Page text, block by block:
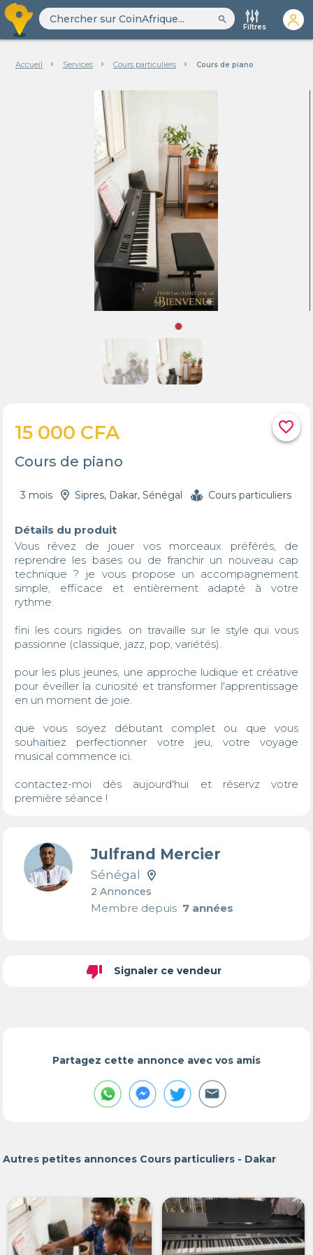
search
Filtres
Accueil Services Cours particuliers Cours de piano
favorite_border
15 000 CFA
Cours de piano
3 mois Sipres, Dakar, Sénégal Cours particuliers
Détails du produit
Vous rêvez de jouer vos morceaux préférés, de
reprendre les bases ou de franchir un nouveau cap
technique ? je vous propose un accompagnement
simple, efficace et entièrement adapté à votre
rythme.
fini les cours rigides. on travaille sur le style qui vous
passionne (classique, jazz, pop, variétés).
pour les plus jeunes, une approche ludique et créative
pour éveiller la curiosité et transformer l'apprentissage
en un moment de joie.
que vous soyez débutant complet ou que vous
souhaitiez perfectionner votre jeu, votre voyage
musical commence ici.
contactez-moi dès aujourd'hui et réservz votre
première séance !
Julfrand Mercier
Sénégal
2 Annonces
Membre depuis7 années
thumb_down Signaler ce vendeur
Partagez cette annonce avec vos amis
Autres petites annonces Cours particuliers - Dakar